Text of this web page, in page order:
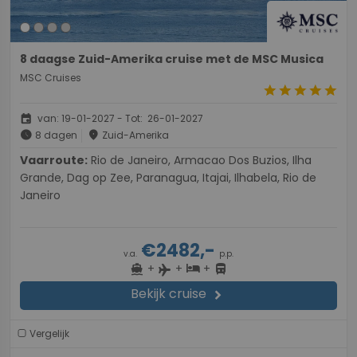
8 daagse Zuid-Amerika cruise met de MSC Musica
MSC Cruises
starstarstarstarstar
event van: 19-01-2027 - Tot: 26-01-2027
schedule 8 dagen place Zuid-Amerika
Vaarroute:
Grande, Dag op Zee, Paranagua, Itajai, Ilhabela, Rio de
Janeiro
v.a. €2482,- p.p.
directions_boat + flight + hotel+ directions_bus
Bekijk cruise chevron_right
Vergelijk